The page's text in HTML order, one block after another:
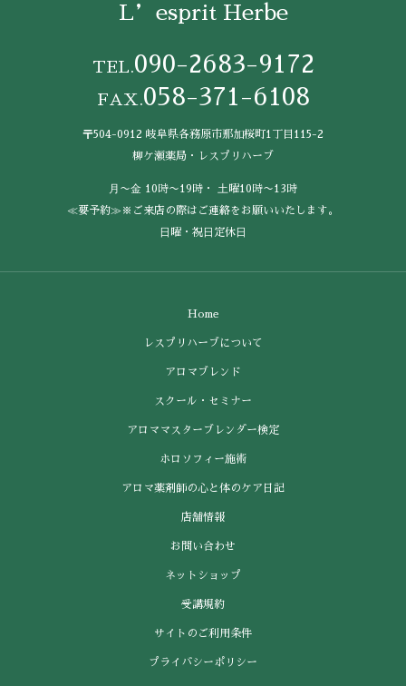
L’esprit Herbe
TEL.090-2683-9172
FAX.058-371-6108
〒504-0912 岐阜県各務原市那加桜町1丁目115-2
柳ケ瀬薬局・レスプリハーブ
⽉〜⾦ 10時〜19時・ ⼟曜10時〜13時
≪要予約≫※ご来店の際はご連絡をお願いいたします。
⽇曜・祝⽇定休⽇
Home
レスプリハーブについて
アロマブレンド
スクール・セミナー
アロママスターブレンダー検定
ホロソフィー施術
アロマ薬剤師の心と体のケア日記
店舗情報
お問い合わせ
ネットショップ
受講規約
サイトのご利用条件
プライバシーポリシー